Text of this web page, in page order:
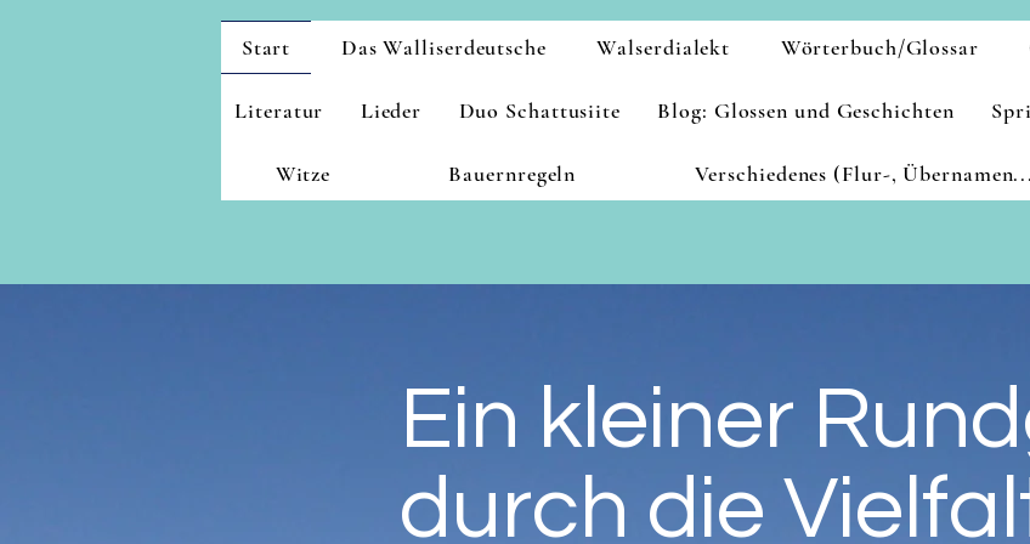
Start Das Walliserdeutsche Walserdialekt Wörterbuch/Glossar
Literatur Lieder Duo Schattusiite Blog: Glossen und Geschichten
Witze Bauernregeln Verschiedenes (Flur-,
Ein kleiner
durch die